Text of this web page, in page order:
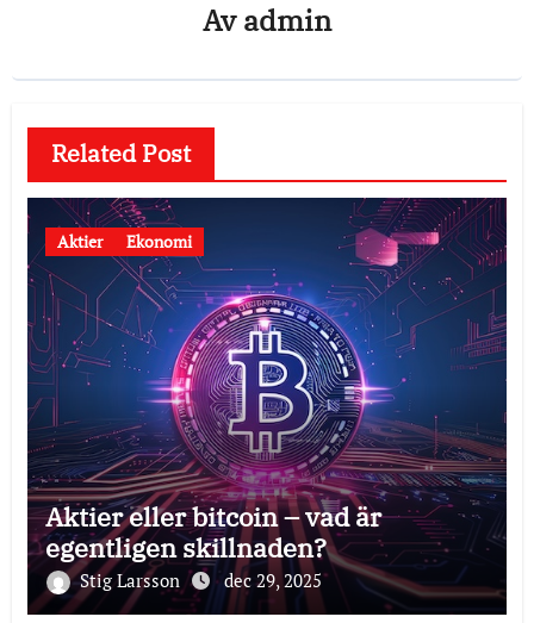
Avadmin
Related Post
Aktier Ekonomi
Aktier eller bitcoin – vad är
egentligen skillnaden?
Stig Larsson dec 29, 2025